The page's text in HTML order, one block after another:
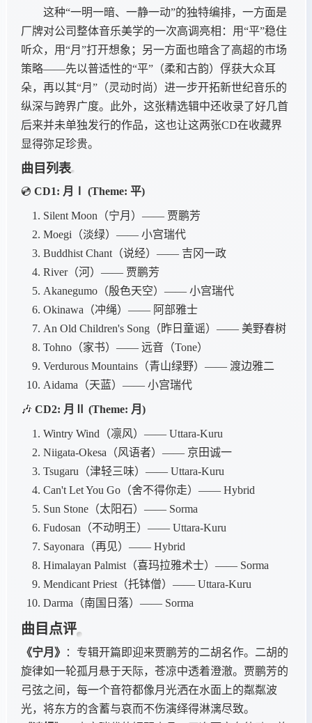
这种“一明一暗、一静一动”的独特编排，一方面是
厂牌对公司整体音乐美学的一次高调亮相：用“平”稳住
听众，用“月”打开想象；另一方面也暗含了高超的市场
策略——先以普适性的“平”（柔和古韵）俘获大众耳
朵，再以其“月”（灵动时尚）进一步开拓新世纪音乐的
纵深与跨界广度。此外，这张精选辑中还收录了好几首
后来并未单独发行的作品，这也让这两张CD在收藏界
显得弥足珍贵。
曲目列表
💿 CD1: 月Ⅰ (Theme: 平)
Silent Moon（宁月）—— 贾鹏芳
Moegi（淡绿）—— 小宫瑞代
Buddhist Chant（说经）—— 吉冈一政
River（河）—— 贾鹏芳
Akanegumo（殷色天空）—— 小宫瑞代
Okinawa（冲绳）—— 阿部雅士
An Old Children's Song（昨日童谣）—— 美野春树
Tohno（家书）—— 远音（Tone）
Verdurous Mountains（青山绿野）—— 渡边雅二
Aidama（天蓝）—— 小宫瑞代
🎶 CD2: 月Ⅱ (Theme: 月)
Wintry Wind（凛风）—— Uttara-Kuru
Niigata-Okesa（风语者）—— 京田诚一
Tsugaru（津轻三味）—— Uttara-Kuru
Can't Let You Go（舍不得你走）—— Hybrid
Sun Stone（太阳石）—— Sorma
Fudosan（不动明王）—— Uttara-Kuru
Sayonara（再见）—— Hybrid
Himalayan Palmist（喜玛拉雅术士）—— Sorma
Mendicant Priest（托钵僧）—— Uttara-Kuru
Darma（南国日落）—— Sorma
曲目点评
《宁月》
：专辑开篇即迎来贾鹏芳的二胡名作。二胡的
旋律如一轮孤月悬于天际，苍凉中透着澄澈。贾鹏芳的
弓弦之间，每一个音符都像月光洒在水面上的粼粼波
光，将东方的含蓄与哀而不伤演绎得淋漓尽致。